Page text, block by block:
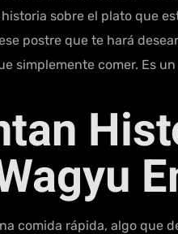
sobre el plato que
postre que te hará
simplemente comer. Es
comida rápida, algo que